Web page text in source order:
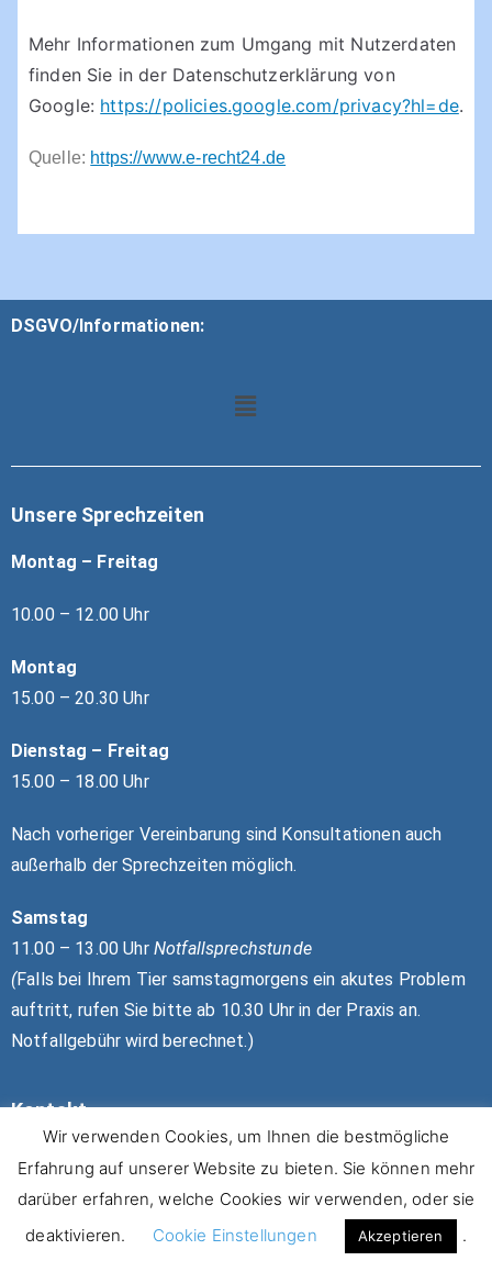
Mehr Informationen zum Umgang mit Nutzerdaten
finden Sie in der Datenschutzerklärung von
Google: https://policies.google.com/privacy?hl=de.
Quelle: https://www.e-recht24.de
DSGVO/Informationen:
Unsere Sprechzeiten
Montag – Freitag
10.00 – 12.00 Uhr
Montag
15.00 – 20.30 Uhr
Dienstag – Freitag
15.00 – 18.00 Uhr
Nach vorheriger Vereinbarung sind Konsultationen auch
außerhalb der Sprechzeiten möglich.
Samstag
11.00 – 13.00 Uhr Notfallsprechstunde
(Falls bei Ihrem Tier samstagmorgens ein akutes Problem
auftritt, rufen Sie bitte ab 10.30 Uhr in der Praxis an.
Notfallgebühr wird berechnet.)
Kontakt
Tierärztliche Praxis für Vögel
und Kleintierpraxis
Fachtierarzt für Geflügel
Wir verwenden Cookies, um Ihnen die bestmögliche
Erfahrung auf unserer Website zu bieten. Sie können mehr
darüber erfahren, welche Cookies wir verwenden, oder sie
deaktivieren.
Cookie Einstellungen Akzeptieren .